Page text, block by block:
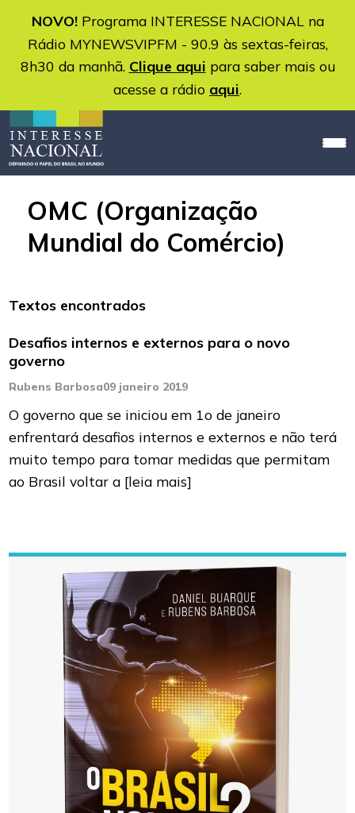
NOVO!Programa INTERESSE NACIONAL na
Rádio MYNEWSVIPFM - 90.9 às sextas-feiras,
8h30 da manhã. Clique aqui para saber mais ou
acesse a rádio aqui.
OMC (Organização
Mundial do Comércio)
Textos encontrados
Desafios internos e externos para o novo
governo
Rubens Barbosa09 janeiro 2019
O governo que se iniciou em 1o de janeiro
enfrentará desafios internos e externos e não terá
muito tempo para tomar medidas que permitam
ao Brasil voltar a [leia mais]